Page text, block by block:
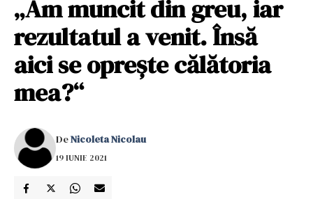
„Am muncit din greu, iar
rezultatul a venit. Însă
aici se oprește călătoria
mea?“
DeNicoleta Nicolau
19 IUNIE 2021